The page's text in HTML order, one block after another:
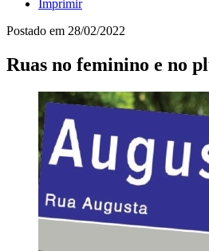
Imprimir
Postado em 28/02/2022
Ruas no feminino e no